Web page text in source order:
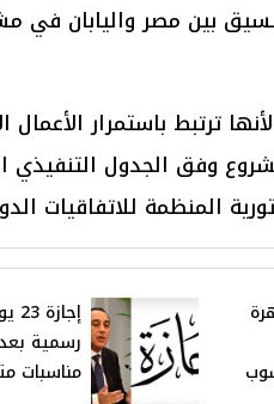
بين مصر واليابان في
ترتبط باستمرار الأعمال
وفق الجدول التنفيذي
المنظمة للاتفاقيات
مناسبات